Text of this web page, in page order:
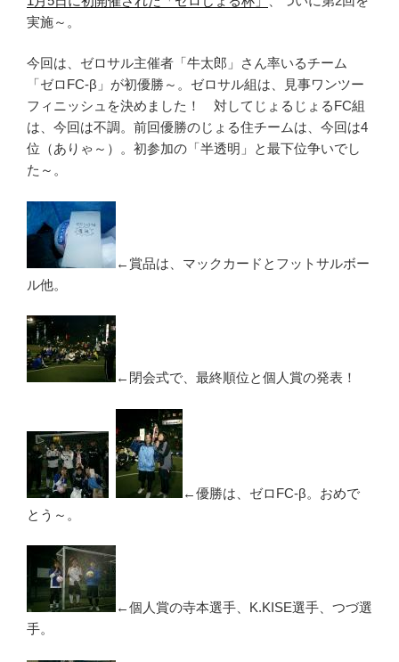
実施～。
今回は、ゼロサル主催者「牛太郎」さん率いるチーム
「ゼロFC-β」が初優勝～。ゼロサル組は、見事ワンツー
フィニッシュを決めました！ 対してじょるじょるFC組
は、今回は不調。前回優勝のじょる住チームは、今回は4
位（ありゃ～）。初参加の「半透明」と最下位争いでし
た～。
←賞品は、マックカードとフットサルボー
ル他。
←閉会式で、最終順位と個人賞の発表！
←優勝は、ゼロFC-β。おめで
とう～。
←個人賞の寺本選手、K.KISE選手、つづ選
手。